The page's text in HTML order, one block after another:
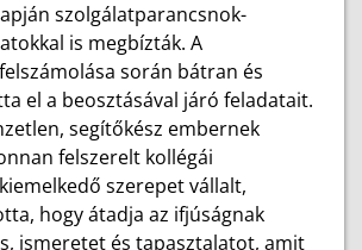
szolgálatparancsnok-
is megbízták. A
során bátran és
el a beosztásával járó feladatait.
segítőkész embernek
felszerelt kollégái
szerepet vállalt,
hogy átadja az ifjúságnak
ismeretet és tapasztalatot, amit